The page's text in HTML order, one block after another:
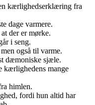
kærlighedserklæring fra
dage varmere.
der er mørke.
i seng.
også til varme.
dæmoniske sjæle.
kærlighedens mange
himlen.
fordi hun altid har